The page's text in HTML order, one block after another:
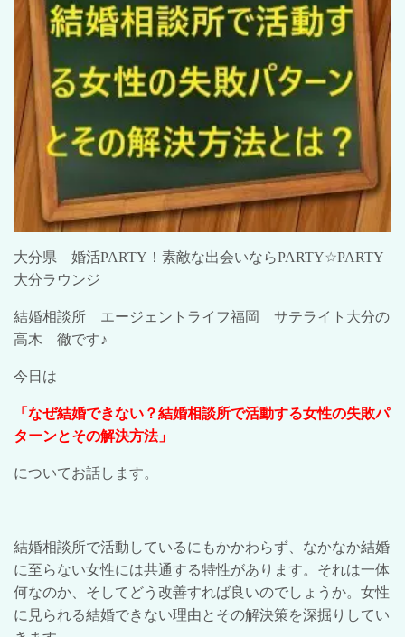
大分県 婚活PARTY ！素敵な出会いならPARTY☆PARTY
大分ラウンジ
結婚相談所 エージェントライフ福岡 サテライト大分の
高木 徹です♪
今日は
「なぜ結婚できない？結婚相談所で活動する女性の失敗パ
ターンとその解決方法」
についてお話します。
結婚相談所で活動しているにもかかわらず、なかなか結婚
に至らない女性には共通する特性があります。それは一体
何なのか、そしてどう改善すれば良いのでしょうか。女性
に見られる結婚できない理由とその解決策を深掘りしてい